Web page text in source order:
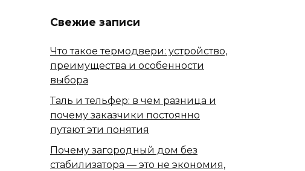
Свежие записи
Что такое термодвери: устройство,
преимущества и особенности
выбора
Таль и тельфер: в чем разница и
почему заказчики постоянно
путают эти понятия
Почему загородный дом без
стабилизатора — это не экономия,